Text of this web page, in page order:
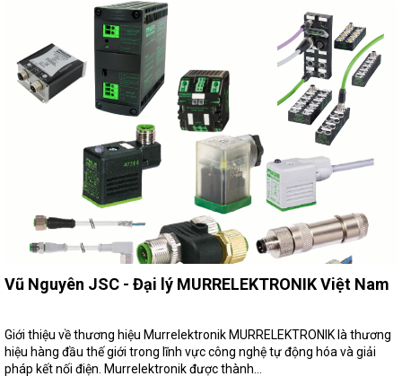
Vũ Nguyên JSC - Đại lý MURRELEKTRONIK Việt Nam
Giới thiệu về thương hiệu Murrelektronik MURRELEKTRONIK là thương
hiệu hàng đầu thế giới trong lĩnh vực công nghệ tự động hóa và giải
pháp kết nối điện. Murrelektronik được thành...